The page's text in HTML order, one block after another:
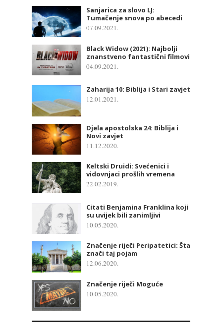
Sanjarica za slovo LJ:
Tumačenje snova po abecedi
07.09.2021.
Black Widow (2021): Najbolji
znanstveno fantastični filmovi
04.09.2021.
Zaharija 10: Biblija i Stari zavjet
12.01.2021.
Djela apostolska 24: Biblija i
Novi zavjet
11.12.2020.
Keltski Druidi: Svećenici i
vidovnjaci prošlih vremena
22.02.2019.
Citati Benjamina Franklina koji
su uvijek bili zanimljivi
10.05.2020.
Značenje riječi Peripatetici: Šta
znači taj pojam
12.06.2020.
Značenje riječi Moguće
10.05.2020.